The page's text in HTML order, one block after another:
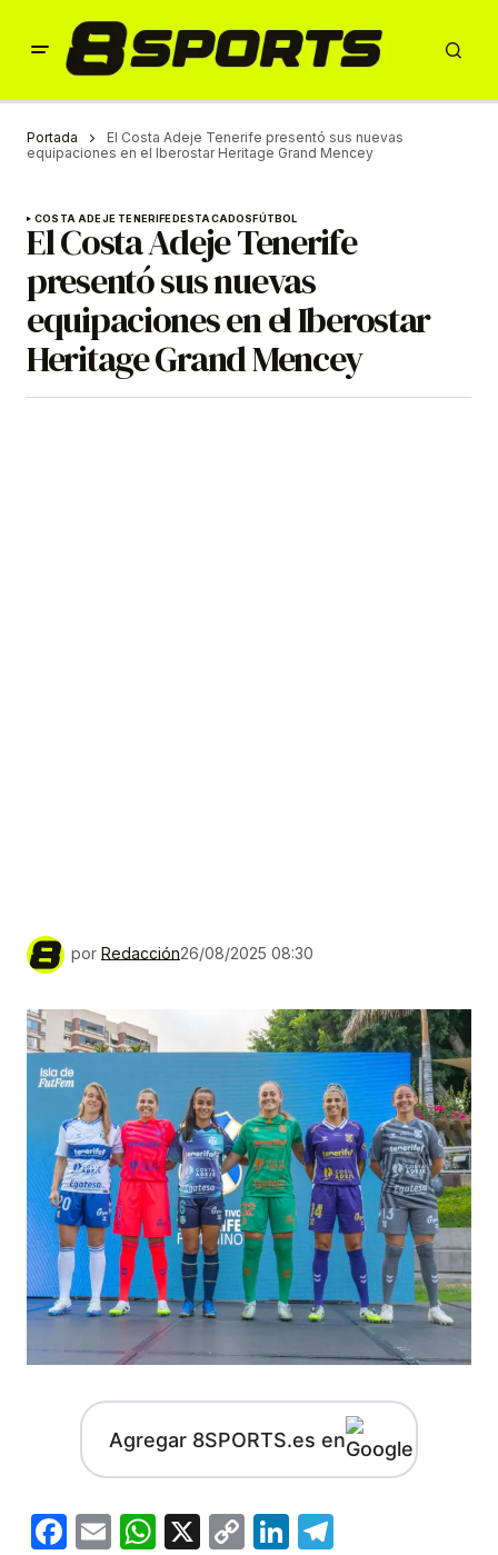
Portada
El Costa Adeje Tenerife presentó sus nuevas
equipaciones en el Iberostar Heritage Grand Mencey
COSTA ADEJE TENERIFEDESTACADOSFÚTBOL
El Costa Adeje Tenerife
presentó sus nuevas
equipaciones en el Iberostar
Heritage Grand Mencey
por Redacción26/08/2025 08:30
Agregar 8SPORTS.es en
Facebook
EmailWhatsApp
X
CopyLinkedIn